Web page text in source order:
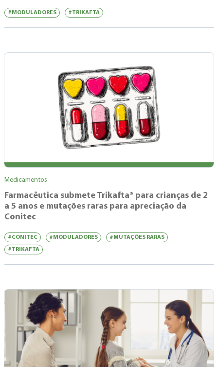
#MODULADORES #TRIKAFTA
Medicamentos
Farmacêutica submete Trikafta® para crianças de 2
a 5 anos e mutações raras para apreciação da
Conitec
#CONITEC #MODULADORES #MUTAÇÕES RARAS
#TRIKAFTA